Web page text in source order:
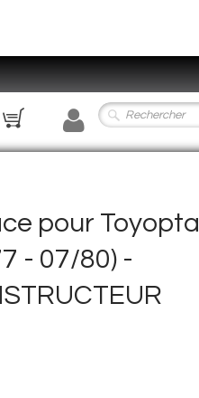
pour Toyopta
- 07/80) -